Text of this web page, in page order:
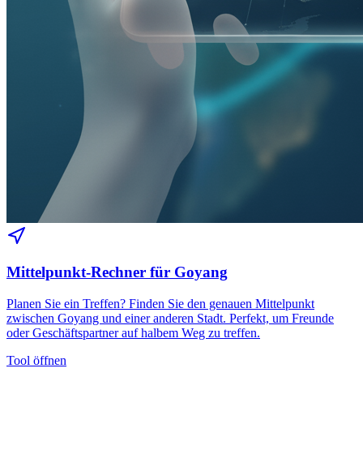
Mittelpunkt-Rechner für Goyang
Planen Sie ein Treffen? Finden Sie den genauen Mittelpunkt
zwischen Goyang und einer anderen Stadt. Perfekt, um Freunde
oder Geschäftspartner auf halbem Weg zu treffen.
Tool öffnen